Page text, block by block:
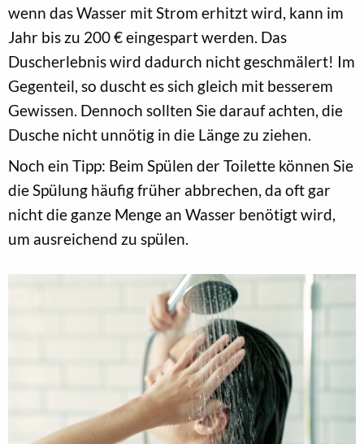
wenn das Wasser mit Strom erhitzt wird, kann im
Jahr bis zu 200 € eingespart werden. Das
Duscherlebnis wird dadurch nicht geschmälert! Im
Gegenteil, so duscht es sich gleich mit besserem
Gewissen. Dennoch sollten Sie darauf achten, die
Dusche nicht unnötig in die Länge zu ziehen.
Noch ein Tipp: Beim Spülen der Toilette können Sie
die Spülung häufig früher abbrechen, da oft gar
nicht die ganze Menge an Wasser benötigt wird,
um ausreichend zu spülen.